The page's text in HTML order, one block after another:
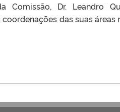
Comissão, Dr. Leandro
das suas áreas